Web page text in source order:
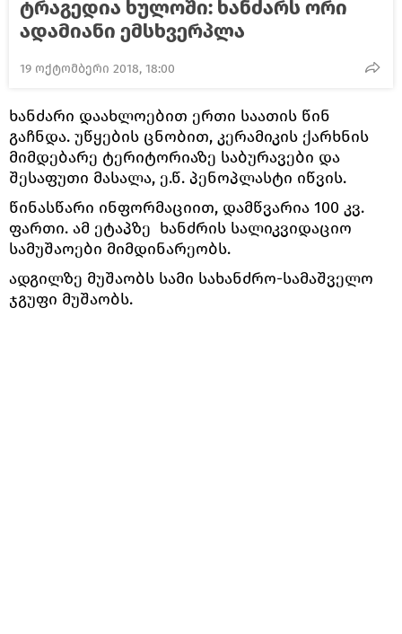
ტრაგედია ხულოში: ხანძარს ორი
ადამიანი ემსხვერპლა
19 ოქტომბერი 2018, 18:00
ხანძარი დაახლოებით ერთი საათის წინ
გაჩნდა. უწყების ცნობით, კერამიკის ქარხნის
მიმდებარე ტერიტორიაზე საბურავები და
შესაფუთი მასალა, ე.წ. პენოპლასტი იწვის.
წინასწარი ინფორმაციით, დამწვარია 100 კვ.
ფართი. ამ ეტაპზე ხანძრის სალიკვიდაციო
სამუშაოები მიმდინარეობს.
ადგილზე მუშაობს სამი სახანძრო-სამაშველო
ჯგუფი მუშაობს.